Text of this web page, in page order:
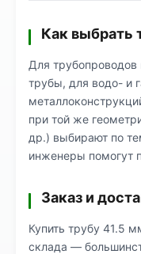
Как выбрать
Для
трубы, для водо- и
при той же
др.) выбирают по
инженеры помогут
Заказ и
Купить трубу 41.5
склада —